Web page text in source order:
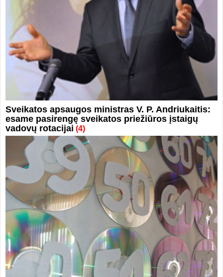
Sveikatos apsaugos ministras V. P. Andriukaitis:
esame pasirengę sveikatos priežiūros įstaigų
vadovų rotacijai (4)